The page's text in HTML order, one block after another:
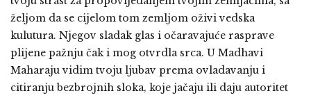
željom da se cijelom tom zemljom oživi vedska
kulutura. Njegov sladak glas i očaravajuće rasprave
plijene pažnju čak i mog otvrdla srca. U Madhavi
Maharaju vidim tvoju ljubav prema ovladavanju i
citiranju bezbrojnih sloka, koje jačaju ili daju autoritet